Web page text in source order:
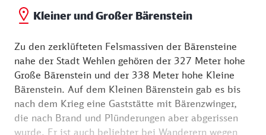
Kleiner und Großer Bärenstein
Zu den zerklüfteten Felsmassiven der Bärensteine
nahe der Stadt Wehlen gehören der 327 Meter hohe
Große Bärenstein und der 338 Meter hohe Kleine
Bärenstein. Auf dem Kleinen Bärenstein gab es bis
nach dem Krieg eine Gaststätte mit Bärenzwinger,
die nach Brand und Plünderungen aber abgerissen
wurde. Er ist auch beliebter bei Wanderern wegen